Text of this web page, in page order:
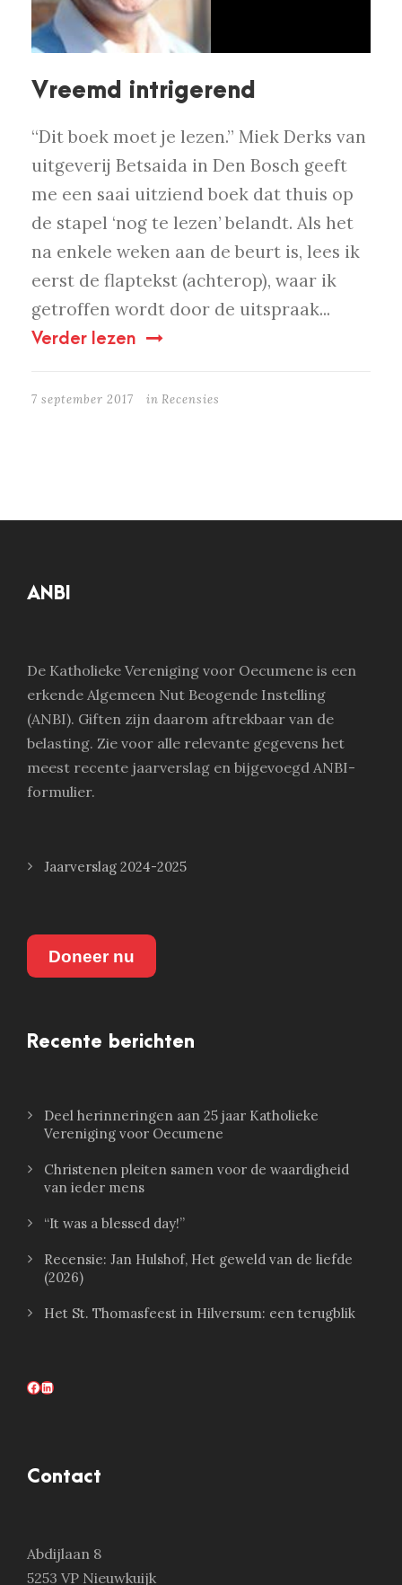
Vreemd intrigerend
“Dit boek moet je lezen.” Miek Derks van
uitgeverij Betsaida in Den Bosch geeft
me een saai uitziend boek dat thuis op
de stapel ‘nog te lezen’ belandt. Als het
na enkele weken aan de beurt is, lees ik
eerst de flaptekst (achterop), waar ik
getroffen wordt door de uitspraak...
Verder lezen
7 september 2017 in Recensies
ANBI
De Katholieke Vereniging voor Oecumene is een
erkende Algemeen Nut Beogende Instelling
(ANBI). Giften zijn daarom aftrekbaar van de
belasting. Zie voor alle relevante gegevens het
meest recente jaarverslag en bijgevoegd ANBI-
formulier.
Jaarverslag 2024-2025
Doneer nu
Recente berichten
Deel herinneringen aan 25 jaar Katholieke
Vereniging voor Oecumene
Christenen pleiten samen voor de waardigheid
van ieder mens
“It was a blessed day!”
Recensie: Jan Hulshof, Het geweld van de liefde
(2026)
Het St. Thomasfeest in Hilversum: een terugblik
Facebook LinkedIn
Contact
Abdijlaan 8
5253 VP Nieuwkuijk